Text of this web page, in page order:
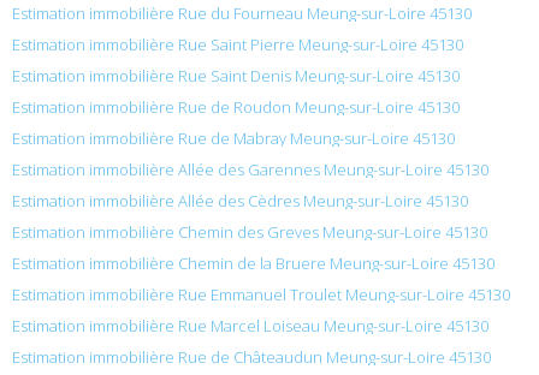
Estimation immobilière Rue du Fourneau Meung-sur-Loire 45130
Estimation immobilière Rue Saint Pierre Meung-sur-Loire 45130
Estimation immobilière Rue Saint Denis Meung-sur-Loire 45130
Estimation immobilière Rue de Roudon Meung-sur-Loire 45130
Estimation immobilière Rue de Mabray Meung-sur-Loire 45130
Estimation immobilière Allée des Garennes Meung-sur-Loire 45130
Estimation immobilière Allée des Cèdres Meung-sur-Loire 45130
Estimation immobilière Chemin des Greves Meung-sur-Loire 45130
Estimation immobilière Chemin de la Bruere Meung-sur-Loire 45130
Estimation immobilière Rue Emmanuel Troulet Meung-sur-Loire 45130
Estimation immobilière Rue Marcel Loiseau Meung-sur-Loire 45130
Estimation immobilière Rue de Châteaudun Meung-sur-Loire 45130